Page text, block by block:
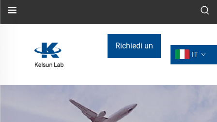
Richiedi un
IT